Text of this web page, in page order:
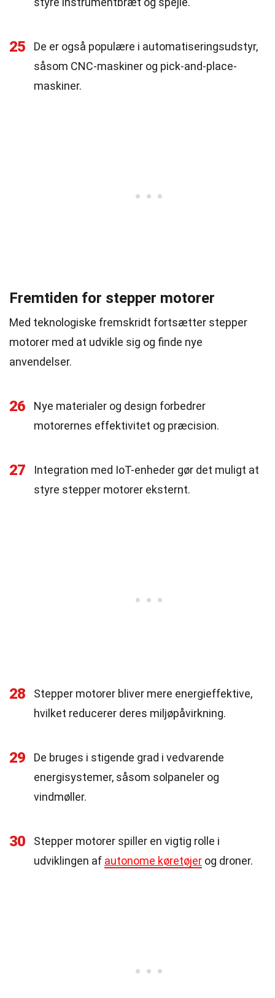
25
De er også populære i automatiseringsudstyr,
såsom CNC-maskiner og pick-and-place-
maskiner.
Fremtiden for stepper motorer
Med teknologiske fremskridt fortsætter stepper
motorer med at udvikle sig og finde nye
anvendelser.
26
Nye materialer og design forbedrer
motorernes effektivitet og præcision.
27
Integration med IoT-enheder gør det muligt at
styre stepper motorer eksternt.
28
Stepper motorer bliver mere energieffektive,
hvilket reducerer deres miljøpåvirkning.
29
De bruges i stigende grad i vedvarende
energisystemer, såsom solpaneler og
vindmøller.
30
Stepper motorer spiller en vigtig rolle i
udviklingen af autonome køretøjer og droner.